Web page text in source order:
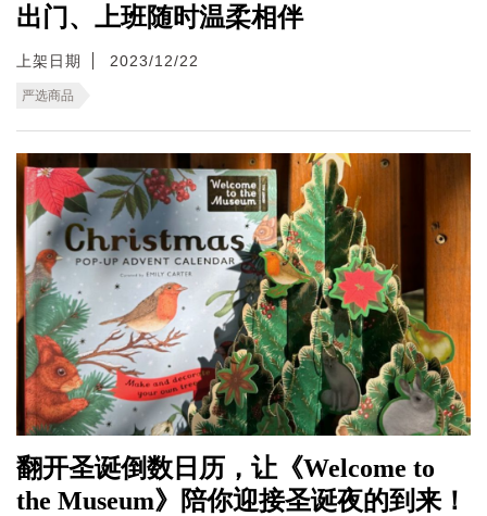
出门、上班随时温柔相伴
上架日期 2023/12/22
严选商品
翻开圣诞倒数日历，让《Welcome to
the Museum》陪你迎接圣诞夜的到来！